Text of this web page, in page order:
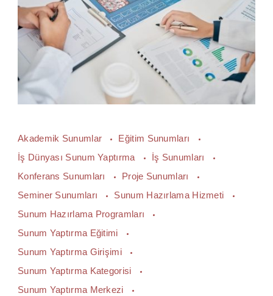
Akademik Sunumlar
Eğitim Sunumları
İş Dünyası Sunum Yaptırma
İş Sunumları
Konferans Sunumları
Proje Sunumları
Seminer Sunumları
Sunum Hazırlama Hizmeti
Sunum Hazırlama Programları
Sunum Yaptırma Eğitimi
Sunum Yaptırma Girişimi
Sunum Yaptırma Kategorisi
Sunum Yaptırma Merkezi